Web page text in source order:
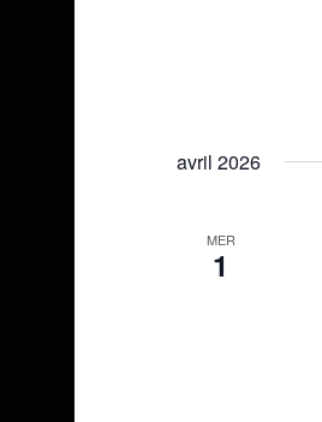
avril 2026
MER
1